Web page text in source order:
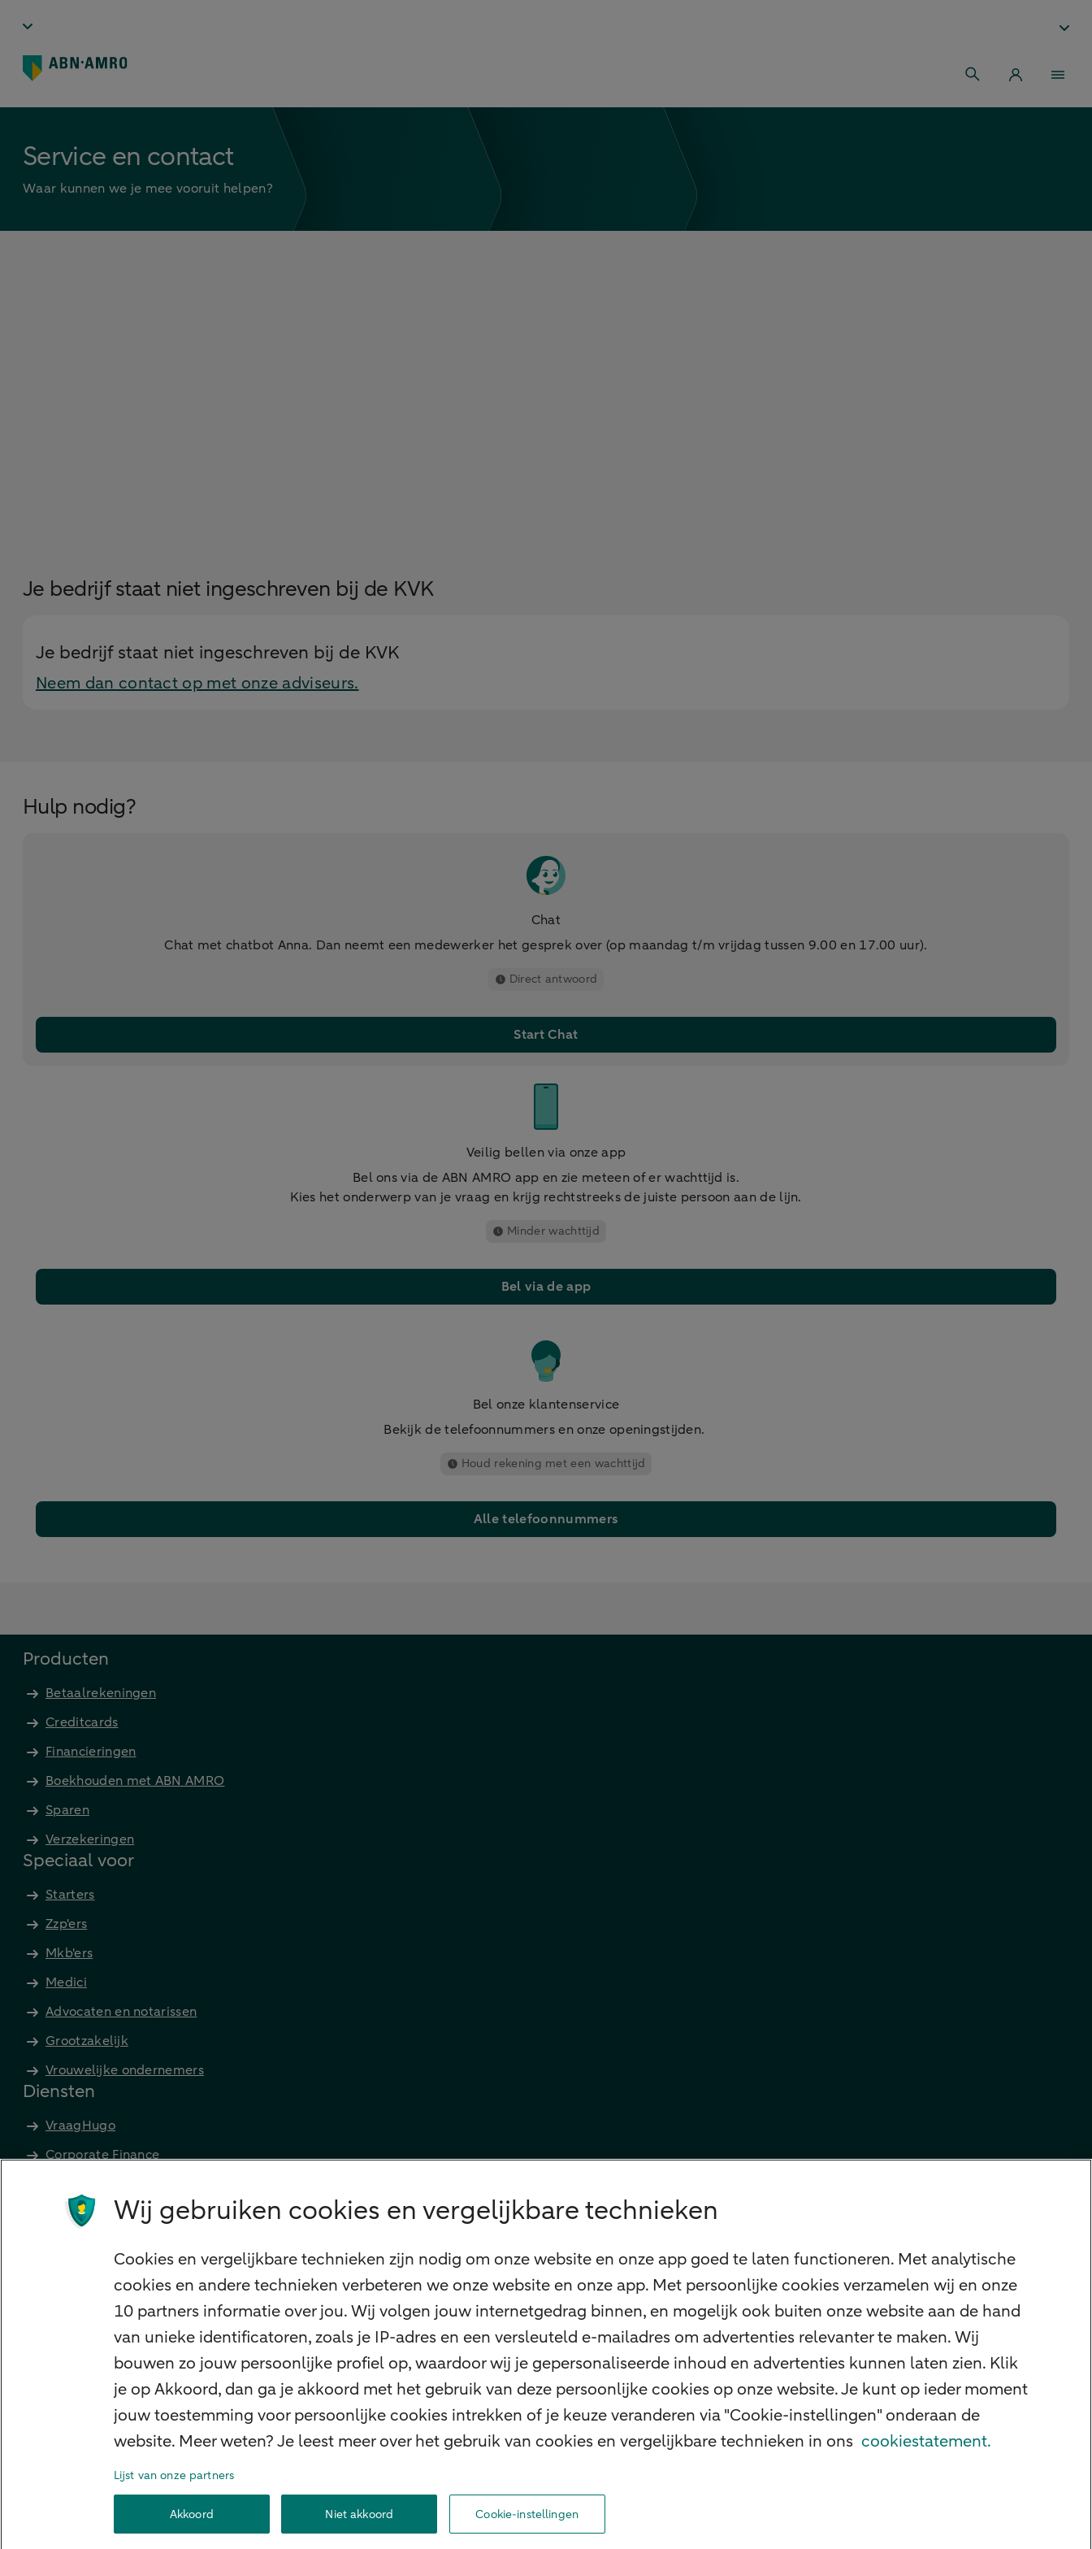
Service en contact
Waar kunnen we je mee vooruit helpen?
Je bedrijf staat niet ingeschreven bij de KVK
Je bedrijf staat niet ingeschreven bij de KVK
Neem dan contact op met onze adviseurs.
Hulp nodig?
Chat
Chat met chatbot Anna. Dan neemt een medewerker het gesprek over (op maandag t/m vrijdag tussen 9.00 en 17.00 uur).
Direct antwoord
Start Chat
Veilig bellen via onze app
Bel ons via de ABN AMRO app en zie meteen of er wachttijd is.
Kies het onderwerp van je vraag en krijg rechtstreeks de juiste persoon aan de lijn.
Minder wachttijd
Bel via de app
Bel onze klantenservice
Bekijk de telefoonnummers en onze openingstijden.
Houd rekening met een wachttijd
Alle telefoonnummers
Producten
Betaalrekeningen
Creditcards
Financieringen
Boekhouden met ABN AMRO
Sparen
Verzekeringen
Speciaal voor
Starters
Zzp'ers
Mkb'ers
Medici
Advocaten en notarissen
Grootzakelijk
Vrouwelijke ondernemers
Diensten
VraagHugo
Corporate Finance
Cyber Veilig & Zeker
Ondernemersverhalen
Valutacentrum
Alles over PSD2
Business Community
Over ABN AMRO
© 2026 ABN AMRO
Wij gebruiken cookies en vergelijkbare technieken
Cookies en vergelijkbare technieken zijn nodig om onze website en onze app goed te laten functioneren. Met analytische
cookies en andere technieken verbeteren we onze website en onze app. Met persoonlijke cookies verzamelen wij en onze
10 partners informatie over jou. Wij volgen jouw internetgedrag binnen, en mogelijk ook buiten onze website aan de hand
van unieke identificatoren, zoals je IP-adres en een versleuteld e-mailadres om advertenties relevanter te maken. Wij
bouwen zo jouw persoonlijke profiel op, waardoor wij je gepersonaliseerde inhoud en advertenties kunnen laten zien. Klik
je op Akkoord, dan ga je akkoord met het gebruik van deze persoonlijke cookies op onze website. Je kunt op ieder moment
jouw toestemming voor persoonlijke cookies intrekken of je keuze veranderen via "Cookie-instellingen" onderaan de
website. Meer weten? Je leest meer over het gebruik van cookies en vergelijkbare technieken in ons cookiestatement.
Lijst van onze partners
Akkoord Niet akkoord Cookie-instellingen